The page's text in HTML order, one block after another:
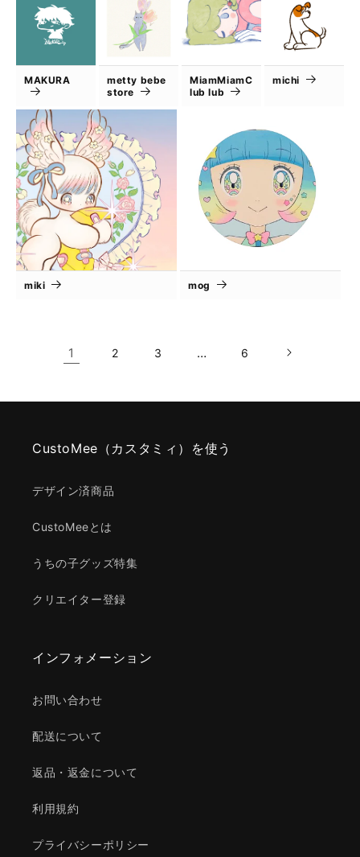
MAKURA
metty bebe
store
MiamMiamC
lub lub
michi
miki mog
1 2 3 … 6
CustoMee（カスタミィ）を使う
デザイン済商品
CustoMeeとは
うちの子グッズ特集
クリエイター登録
インフォメーション
お問い合わせ
配送について
返品・返金について
利用規約
プライバシーポリシー